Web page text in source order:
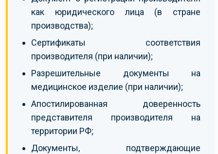
как юридического лица (в стране
производства);
Сертификаты соответствия
производителя (при наличии);
Разрешительные документы на
медицинское изделие (при наличии);
Апостилированная доверенность
представителя производителя на
территории РФ;
Документы, подтверждающие